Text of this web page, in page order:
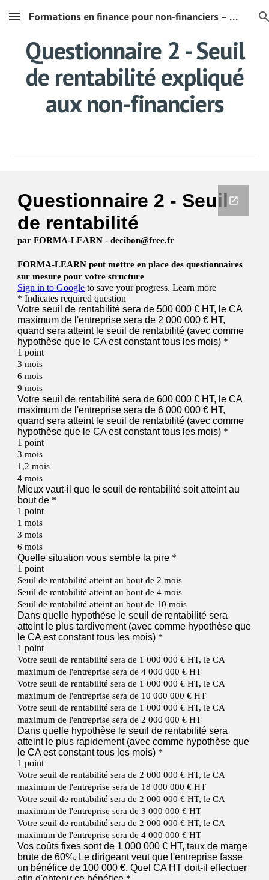
Skip to main content Skip to navigation
Formations en finance pour non-financiers – Comprendre les chiffres de son entreprise"
Questionnaire 2 - Seuil
de rentabilitéexpliqué
aux non-financiers